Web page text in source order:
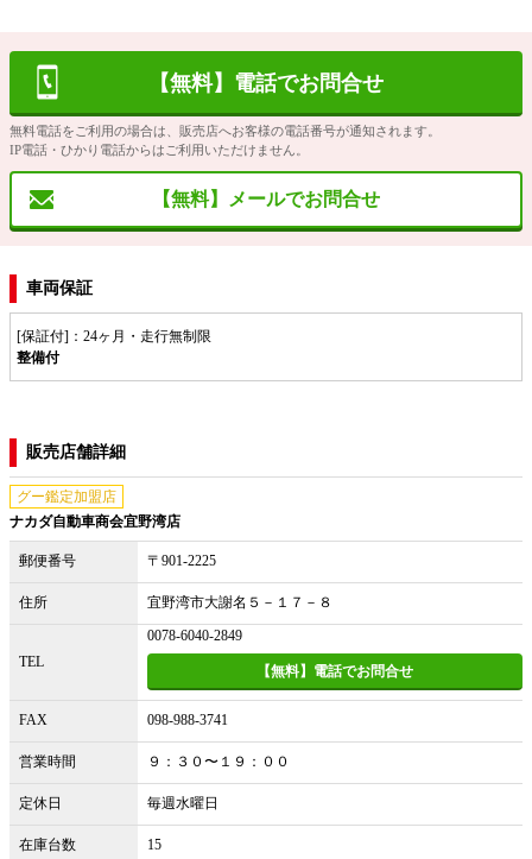
【無料】電話でお問合せ
無料電話をご利用の場合は、販売店へお客様の電話番号が通知されます。
IP電話・ひかり電話からはご利用いただけません。
【無料】メールでお問合せ
車両保証
[保証付]：24ヶ月・走行無制限
整備付
販売店舗詳細
グー鑑定加盟店
ナカダ自動車商会宜野湾店
郵便番号 〒901-2225
住所 宜野湾市大謝名５－１７－８
TEL
0078-6040-2849
【無料】電話でお問合せ
FAX 098-988-3741
営業時間 ９：３０〜１９：００
定休日 毎週水曜日
在庫台数 15